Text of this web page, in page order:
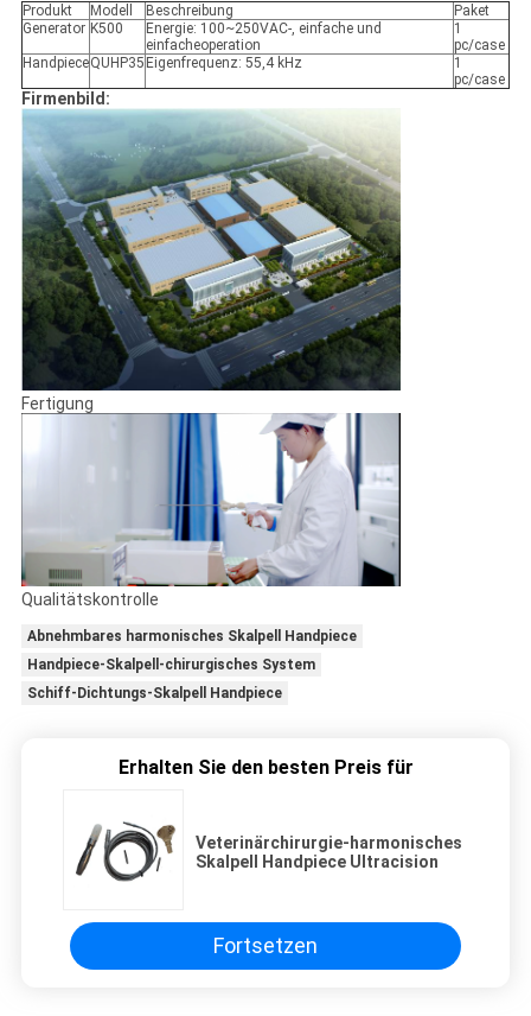
Produkt Modell Beschreibung
Paket
Generator K500
Energie: 100~250VAC-, einfache und
einfacheoperation
1
pc/case
HandpieceQUHP35 Eigenfrequenz: 55,4 kHz
1
pc/case
Firmenbild:
Fertigung
Qualitätskontrolle
Abnehmbares harmonisches Skalpell Handpiece
Handpiece-Skalpell-chirurgisches System
Schiff-Dichtungs-Skalpell Handpiece
Erhalten Sie den besten Preis für
Veterinärchirurgie-harmonisches
Skalpell Handpiece Ultracision
Fortsetzen